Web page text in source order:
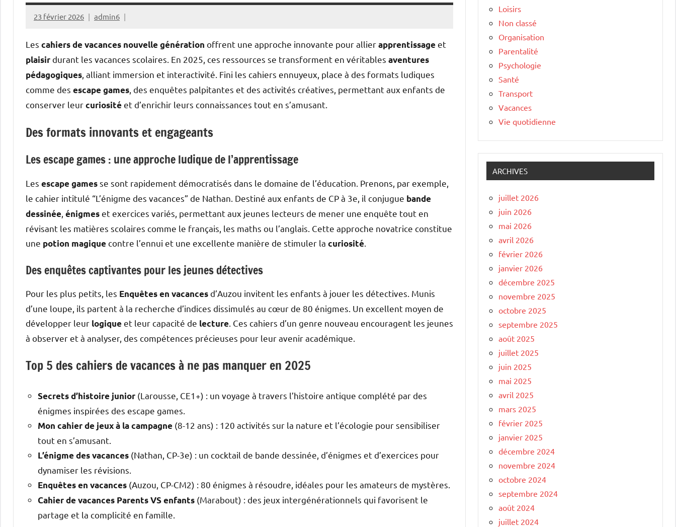
23 février 2026 admin6
Les cahiers de vacances nouvelle génération offrent une approche innovante pour allierapprentissageet
plaisirdurant les vacances scolaires. En 2025, ces ressources se transforment en véritables aventures
pédagogiques, alliant immersion et interactivité. Fini les cahiers ennuyeux, place à des formats ludiques
comme des escape games, des enquêtes palpitantes et des activités créatives, permettant aux enfants de
conserver leurcuriositéet d’enrichir leurs connaissances tout en s’amusant.
Des formats innovants et engageants
Les escape games : une approche ludique de l’apprentissage
Les escape gamesse sont rapidement démocratisés dans le domaine de l’éducation. Prenons, par exemple,
le cahier intitulé “L’énigme des vacances” de Nathan. Destiné aux enfants de CP à 3e, il conjugue bande
dessinée énigmeset exercices variés, permettant aux jeunes lecteurs de mener une enquête tout en
révisant les matières scolaires comme le français, les maths ou l’anglais. Cette approche novatrice constitue
une potion magiquecontre l’ennui et une excellente manière de stimuler la curiosité
Des enquêtes captivantes pour les jeunes détectives
Pour les plus petits, les Enquêtes en vacancesd’Auzou invitent les enfants à jouer les détectives. Munis
d’une loupe, ils partent à la recherche d’indices dissimulés au cœur de 80 énigmes. Un excellent moyen de
développer leur logiqueet leur capacité de lecture. Ces cahiers d’un genre nouveau encouragent les jeunes
à observer et à analyser, des compétences précieuses pour leur avenir académique.
Top 5 des cahiers de vacances à ne pas manquer en 2025
Secrets d’histoire junior (Larousse, CE1+) : un voyage à travers l’histoire antique complété par des
énigmes inspirées des escape games.
Mon cahier de jeux à la campagne (8-12 ans) : 120 activités sur la nature et l’écologie pour sensibiliser
tout en s’amusant.
L’énigme des vacances (Nathan, CP-3e) : un cocktail de bande dessinée, d’énigmes et d’exercices pour
dynamiser les révisions.
Enquêtes en vacances (Auzou, CP-CM2) : 80 énigmes à résoudre, idéales pour les amateurs de mystères.
Cahier de vacances Parents VS enfants (Marabout) : des jeux intergénérationnels qui favorisent le
partage et la complicité en famille.
Loisirs
Non classé
Organisation
Parentalité
Psychologie
Santé
Transport
Vacances
Vie quotidienne
ARCHIVES
juillet 2026
juin 2026
mai 2026
avril 2026
février 2026
janvier 2026
décembre 2025
novembre 2025
octobre 2025
septembre 2025
août 2025
juillet 2025
juin 2025
mai 2025
avril 2025
mars 2025
février 2025
janvier 2025
décembre 2024
novembre 2024
octobre 2024
septembre 2024
août 2024
juillet 2024